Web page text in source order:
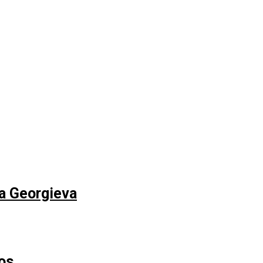
Georgieva